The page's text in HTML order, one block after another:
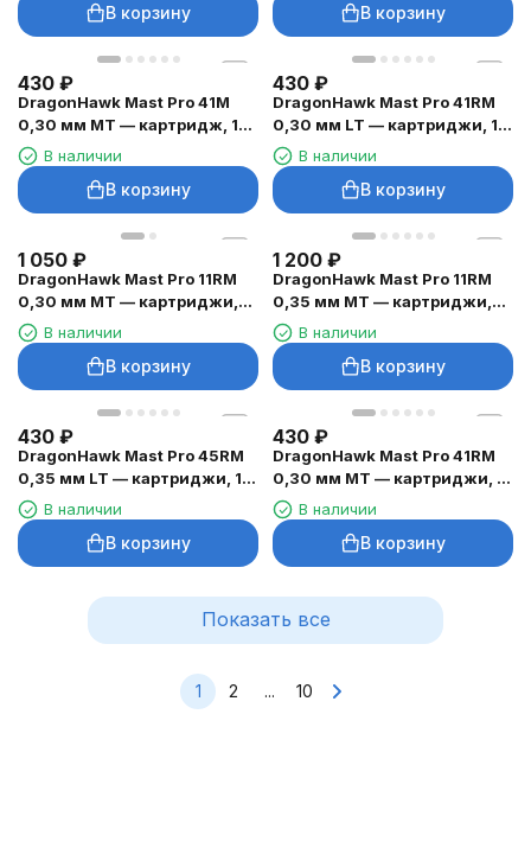
В корзину В корзину
430 ₽
DragonHawk Mast Pro 41M
0,30 мм MT — картридж, 1
шт.В наличии
В корзину
430 ₽
DragonHawk Mast Pro 41RM
0,30 мм LT — картриджи, 1
шт.В наличии
В корзину
1 050 ₽
DragonHawk Mast Pro 11RM
0,30 мм MT — картриджи,
20 шт.В наличии
В корзину
1 200 ₽
DragonHawk Mast Pro 11RM
0,35 мм MT — картриджи,
20 шт.В наличии
В корзину
430 ₽
DragonHawk Mast Pro 45RM
0,35 мм LT — картриджи, 1
шт.В наличии
В корзину
430 ₽
DragonHawk Mast Pro 41RM
0,30 мм MT — картриджи, 1
шт.В наличии
В корзину
Показать все
1 2 ... 10